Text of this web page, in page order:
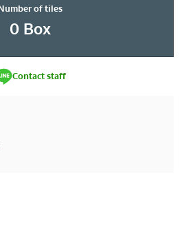
of tiles
0Box
Contact staff